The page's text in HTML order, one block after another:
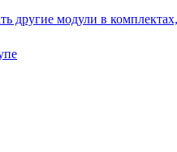
другие модули в